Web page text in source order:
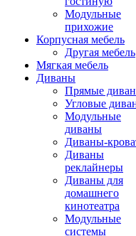
Модульные
прихожие
Корпусная мебель
Другая мебель
Мягкая мебель
Диваны
Прямые
Угловые
Модульные
диваны
Диваны-
Диваны
реклайнеры
Диваны для
домашнего
кинотеатра
Модульные
системы